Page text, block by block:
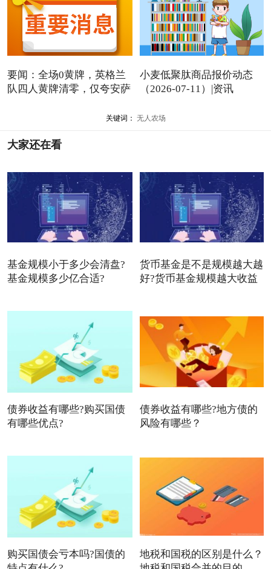
要闻：全场0黄牌，英格兰
队四人黄牌清零，仅夸安萨
小麦低聚肽商品报价动态
（2026-07-11）|资讯
关键词： 无人农场
大家还在看
基金规模小于多少会清盘?
基金规模多少亿合适?
货币基金是不是规模越大越
好?货币基金规模越大收益
债券收益有哪些?购买国债
有哪些优点?
债券收益有哪些?地方债的
风险有哪些？
购买国债会亏本吗?国债的
地税和国税的区别是什么？